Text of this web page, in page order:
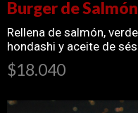
Burger de Salmón
Rellena de salmón,
hondashi y aceite de
$18.040